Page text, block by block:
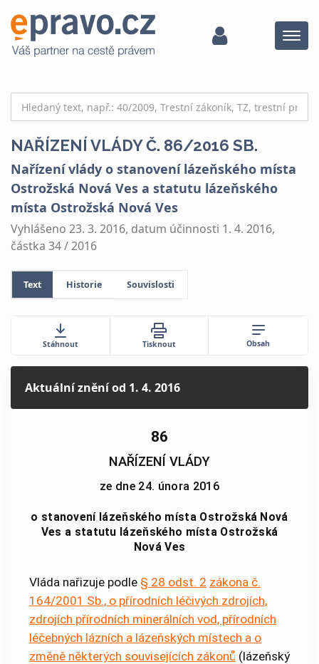
Menu
NAŘÍZENÍ VLÁDY Č. 86/2016 SB.
Nařízení vlády o stanovení lázeňského místa
Ostrožská Nová Ves a statutu lázeňského
místa Ostrožská Nová Ves
Vyhlášeno 23. 3. 2016, datum účinnosti 1. 4. 2016,
částka 34 / 2016
Text Historie Souvislosti
Stáhnout Tisknout Obsah
Aktuální zněníod 1. 4. 2016
86
NAŘÍZENÍ VLÁDY
ze dne 24. února 2016
o stanovení lázeňského místa Ostrožská Nová
Ves a statutu lázeňského místa Ostrožská
Nová Ves
Vláda nařizuje podle § 28 odst. 2 zákona č.
164/2001 Sb., o přírodních léčivých zdrojích,
zdrojích přírodních minerálních vod, přírodních
léčebných lázních a lázeňských místech a o
změně některých souvisejících zákonů (lázeňský